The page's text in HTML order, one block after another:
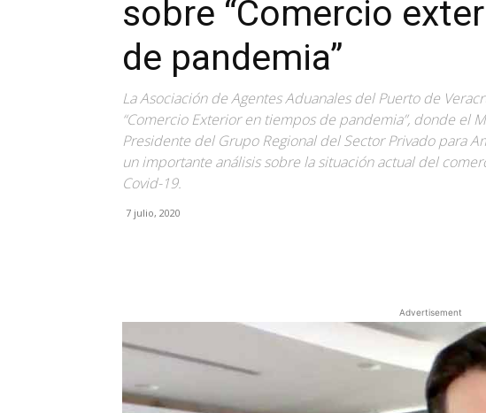
sobre “Comercio
de pandemia”
La Asociación de Agentes Aduanales del Puerto de
“Comercio Exterior en tiempos de pandemia”, donde el
Presidente del Grupo Regional del Sector Privado para
un importante análisis sobre la situación actual del
Covid-19.
7 julio, 2020
Advertisement